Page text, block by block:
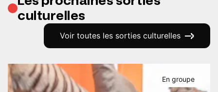
culturelles
Voir toutes les sorties culturelles
En groupe